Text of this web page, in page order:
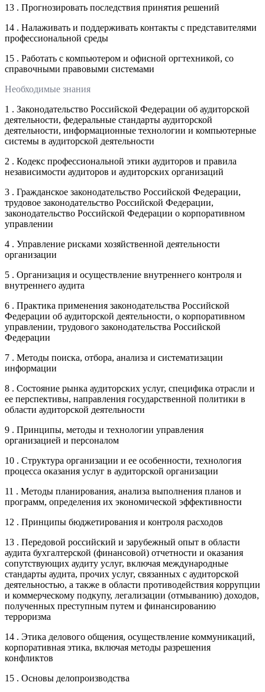
13 . Прогнозировать последствия принятия решений
14 . Налаживать и поддерживать контакты с представителями
профессиональной среды
15 . Работать с компьютером и офисной оргтехникой, со
справочными правовыми системами
Необходимые знания
1 . Законодательство Российской Федерации об аудиторской
деятельности, федеральные стандарты аудиторской
деятельности, информационные технологии и компьютерные
системы в аудиторской деятельности
2 . Кодекс профессиональной этики аудиторов и правила
независимости аудиторов и аудиторских организаций
3 . Гражданское законодательство Российской Федерации,
трудовое законодательство Российской Федерации,
законодательство Российской Федерации о корпоративном
управлении
4 . Управление рисками хозяйственной деятельности
организации
5 . Организация и осуществление внутреннего контроля и
внутреннего аудита
6 . Практика применения законодательства Российской
Федерации об аудиторской деятельности, о корпоративном
управлении, трудового законодательства Российской
Федерации
7 . Методы поиска, отбора, анализа и систематизации
информации
8 . Состояние рынка аудиторских услуг, специфика отрасли и
ее перспективы, направления государственной политики в
области аудиторской деятельности
9 . Принципы, методы и технологии управления
организацией и персоналом
10 . Структура организации и ее особенности, технология
процесса оказания услуг в аудиторской организации
11 . Методы планирования, анализа выполнения планов и
программ, определения их экономической эффективности
12 . Принципы бюджетирования и контроля расходов
13 . Передовой российский и зарубежный опыт в области
аудита бухгалтерской (финансовой) отчетности и оказания
сопутствующих аудиту услуг, включая международные
стандарты аудита, прочих услуг, связанных с аудиторской
деятельностью, а также в области противодействия коррупции
и коммерческому подкупу, легализации (отмыванию) доходов,
полученных преступным путем и финансированию
терроризма
14 . Этика делового общения, осуществление коммуникаций,
корпоративная этика, включая методы разрешения
конфликтов
15 . Основы делопроизводства